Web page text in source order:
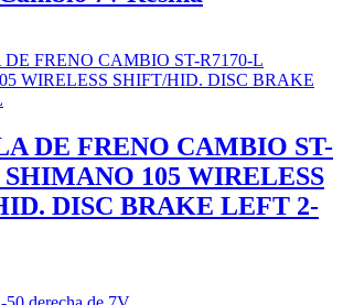
DE FRENO CAMBIO ST-
SHIMANO 105 WIRELESS
DISC BRAKE LEFT 2-